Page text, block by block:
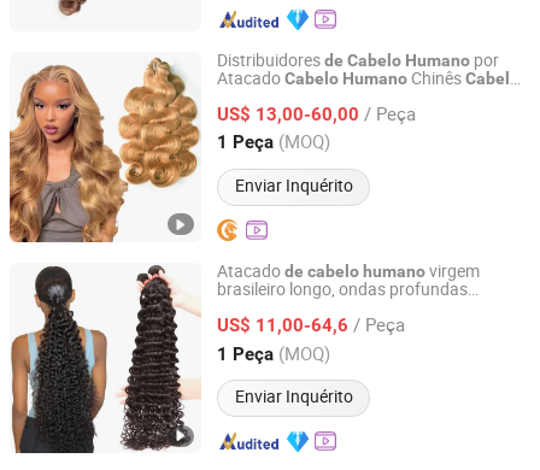
Distribuidoresde Cabelo Humano por
AtacadoCabelo Humano ChinêsCabelo
CabeloHumanopara Tecelagem 27# Cor
Cabelo Cru Vietnamita
US$ 13,00-60,00 / Peça
1 Peça (MOQ)
Enviar Inquérito
Guangzhou Beimeijia Trading Co., Ltd.
Guangdong, China Desde 2023
Atacadode cabelo humanovirgem
brasileiro longo, ondas profundas
processadas,cabeloalinhado com
cutículas, fornecedor
US$ 11,00-64,6 / Peça
1 Peça (MOQ)
Enviar Inquérito
Henan Rebecca Hair Products Co.,Ltd
Henan, China Desde 2024